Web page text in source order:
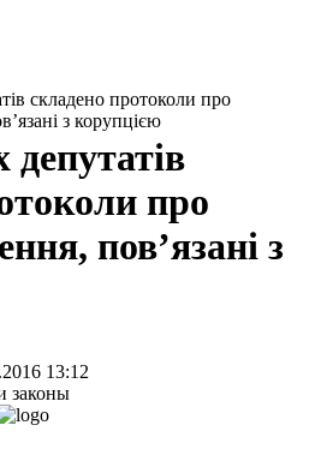
складено протоколи про
з корупцією
про
пов’язані з
13:12
законы